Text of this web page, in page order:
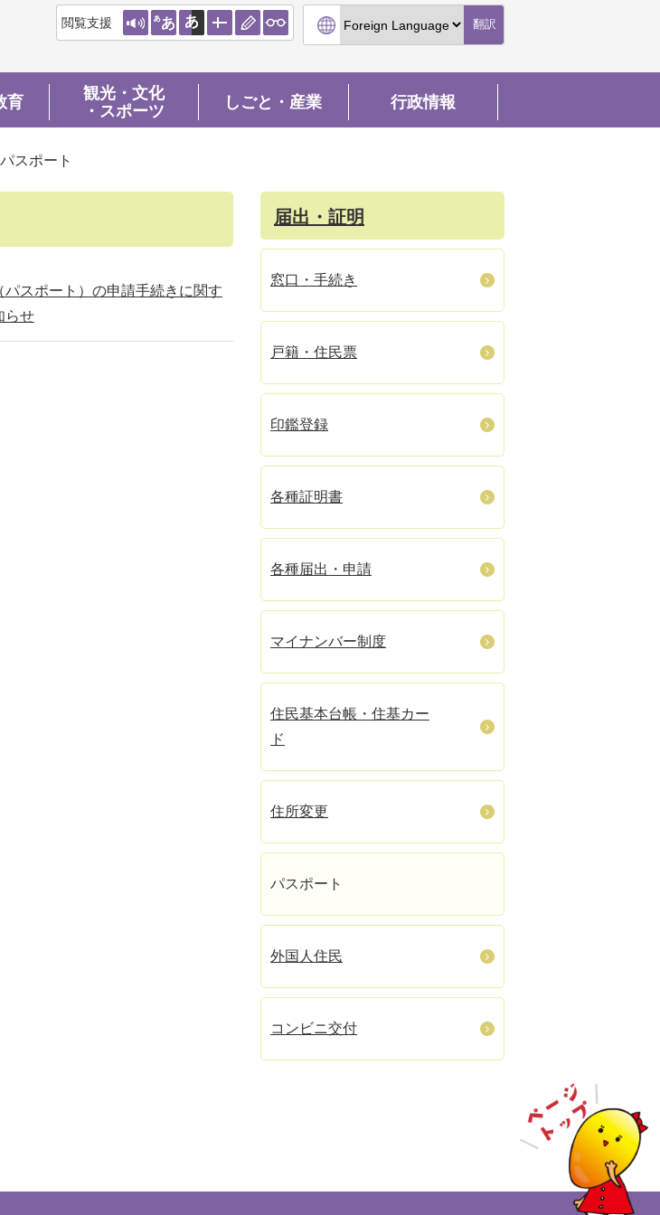
閲覧支援 翻訳
育
観光・文化
・スポーツ
しごと・産業 行政情報
パスポート
パスポート）の申請手続きに関す
らせ
届出・証明
窓口・手続き
戸籍・住民票
印鑑登録
各種証明書
各種届出・申請
マイナンバー制度
住民基本台帳・住基カー
ド
住所変更
パスポート
外国人住民
コンビニ交付